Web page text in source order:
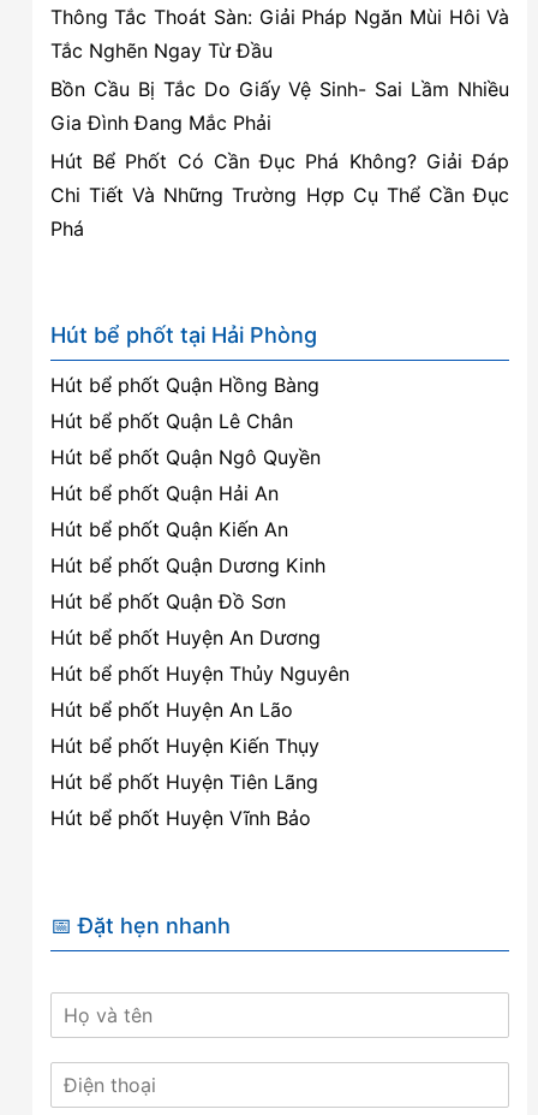
Thông Tắc Thoát Sàn: Giải Pháp Ngăn Mùi Hôi Và
Tắc Nghẽn Ngay Từ Đầu
Bồn Cầu Bị Tắc Do Giấy Vệ Sinh- Sai Lầm Nhiều
Gia Đình Đang Mắc Phải
Hút Bể Phốt Có Cần Đục Phá Không? Giải Đáp
Chi Tiết Và Những Trường Hợp Cụ Thể Cần Đục
Phá
Hút bể phốt tại Hải Phòng
Hút bể phốt Quận Hồng Bàng
Hút bể phốt Quận Lê Chân
Hút bể phốt Quận Ngô Quyền
Hút bể phốt Quận Hải An
Hút bể phốt Quận Kiến An
Hút bể phốt Quận Dương Kinh
Hút bể phốt Quận Đồ Sơn
Hút bể phốt Huyện An Dương
Hút bể phốt Huyện Thủy Nguyên
Hút bể phốt Huyện An Lão
Hút bể phốt Huyện Kiến Thụy
Hút bể phốt Huyện Tiên Lãng
Hút bể phốt Huyện Vĩnh Bảo
📅 Đặt hẹn nhanh